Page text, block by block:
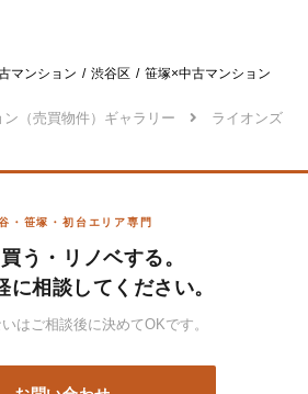
マンション 渋谷区 笹塚×中古マンション
（売買物件）ギャラリー
ライオンズ
・笹塚・初台エリア専門
う・リノベする。
に相談してください。
はご相談後に決めてOKです。